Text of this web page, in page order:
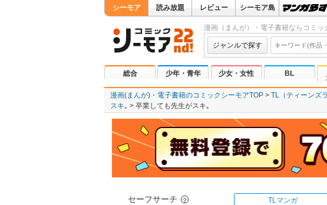
シーモア 読み放題 レビュー シーモア島
漫画（まんが）・電子書籍ならコミッ
ジャンルで探す
総合 少年・青年 少女・女性 BL
漫画(まんが)・電子書籍のコミックシーモアTOP TL（ティーンズラ
スキ｡
卒業しても先生がスキ｡
セーフサーチ ？ TLマンガ